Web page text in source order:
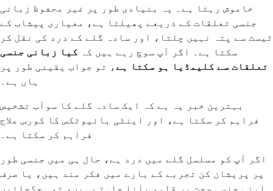
خاموش رہتا ہے۔ یہ بنیادی طور پر غیر محفوظ زبانی
جنسی تعلقات کے ذریعے پھیلتا ہے، معیاری پیشاب کے
ٹیسٹ سے پتہ نہیں چلتا، اور سادہ گلے کے درد کی نقل کر
سکتا ہے۔ اگر آپ سوچ رہے ہیں کہ کیا زبانی جنسی
تعلقات سے کلیمڈیا ہو سکتا ہے، تو جواب یقینی طور پر
ہاں ہے۔
بہترین خبر یہ ہے کہ ایک سادہ گلے کا سوآب تشخیص
فراہم کر سکتا ہے، اور اینٹی بائیوٹکس کا کورس علاج
فراہم کر سکتا ہے۔
اگر آپ کو مسلسل گلے میں درد ہے، حال ہی میں جنسی طور
پر پریشان کن تجربے کے بارے میں فکر مند ہیں، یا صرف
اپنی جنسی صحت پر قابو پانا چاہتے ہیں، تو ہچکچائیں